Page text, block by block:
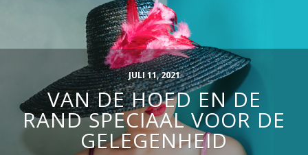
JULI 11, 2021
VAN DE HOED EN DE
RAND SPECIAAL VOOR DE
GELEGENHEID